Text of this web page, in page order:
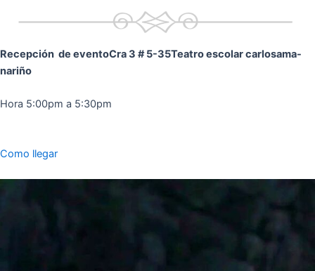
Recepción de eventoCra 3 # 5-35Teatro escolar carlosama-
nariño
Hora 5:00pm a 5:30pm
Como llegar